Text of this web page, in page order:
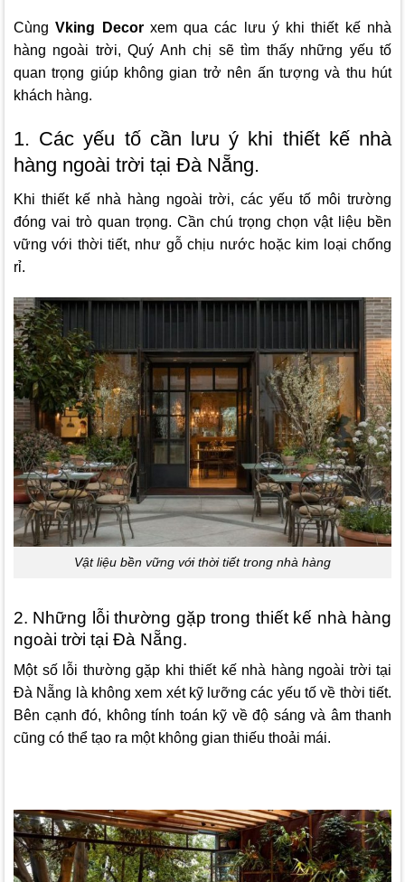
CùngVking Decorxem qua các lưu ý khi thiết kế nhà
hàng ngoài trời, Quý Anh chị sẽ tìm thấy những yếu tố
quan trọng giúp không gian trở nên ấn tượng và thu hút
khách hàng.
1. Các yếu tố cần lưu ý khi thiết kế nhà
hàng ngoài trời tại Đà Nẵng.
Khi thiết kế nhà hàng ngoài trời, các yếu tố môi trường
đóng vai trò quan trọng. Cần chú trọng chọn vật liệu bền
vững với thời tiết, như gỗ chịu nước hoặc kim loại chống
rỉ.
Vật liệu bền vững với thời tiết trong nhà hàng
2. Những lỗi thường gặp trong thiết kế nhà hàng
ngoài trời tại Đà Nẵng.
Một số lỗi thường gặp khi thiết kế nhà hàng ngoài trời tại
Đà Nẵng là không xem xét kỹ lưỡng các yếu tố về thời tiết.
Bên cạnh đó, không tính toán kỹ về độ sáng và âm thanh
cũng có thể tạo ra một không gian thiếu thoải mái.